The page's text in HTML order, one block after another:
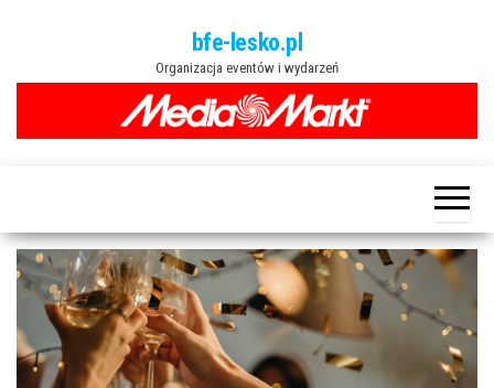
bfe-lesko.pl
Organizacja eventów i wydarzeń